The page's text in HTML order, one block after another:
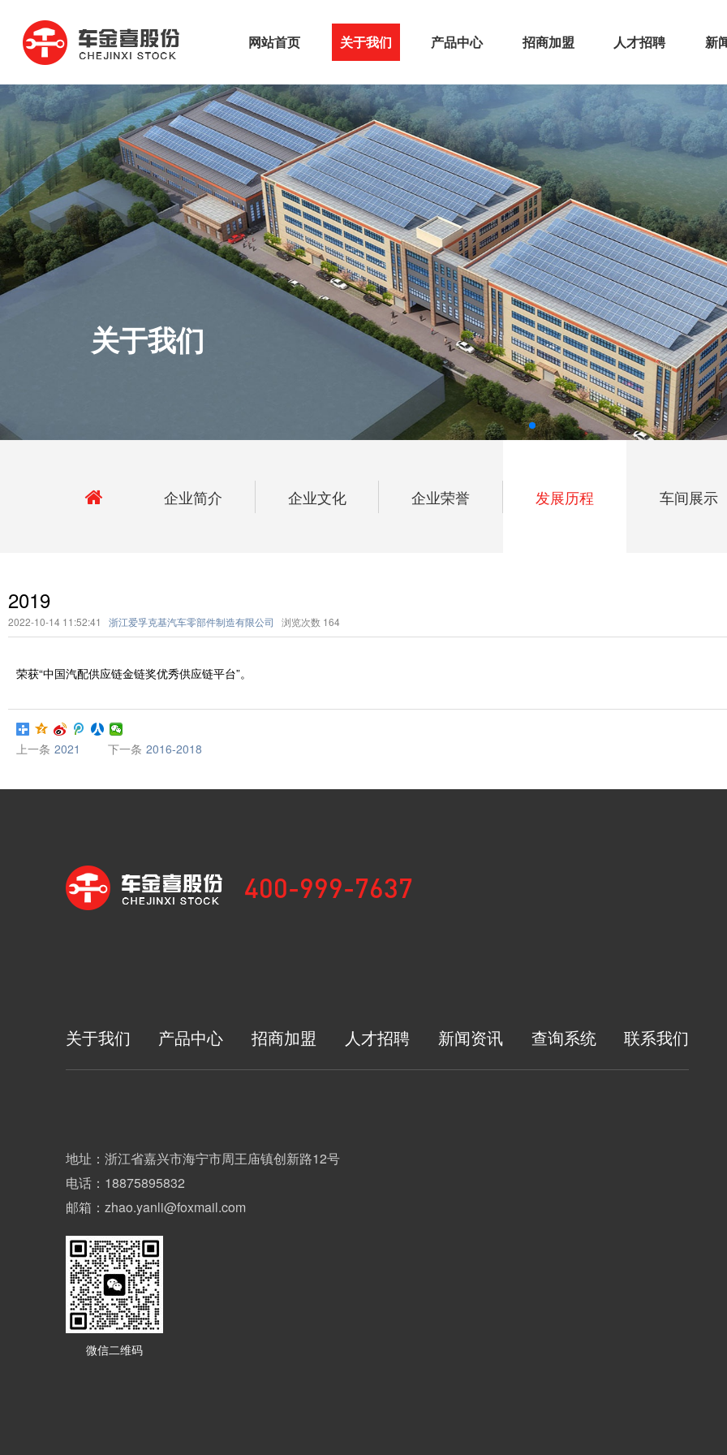
网站首页 关于我们 产品中心 招商加盟 人才招聘 新
关于我们
企业简介 企业文化 企业荣誉 发展历程 车间展示
2019
2022-10-14 11:52:41 浙江爱孚克基汽车零部件制造有限公司 浏览次数 164
荣获“中国汽配供应链金链奖优秀供应链平台”。
上一条 2021 下一条 2016-2018
400-999-7637
关于我们 产品中心 招商加盟 人才招聘 新闻资讯 查询系统 联系我们
地址：浙江省嘉兴市海宁市周王庙镇创新路12号
电话：18875895832
邮箱：zhao.yanli@foxmail.com
微信二维码